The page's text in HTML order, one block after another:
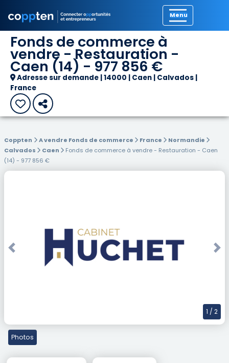
Fonds de commerce à
vendre - Restauration -
Caen (14) - 977 856 €
Adresse sur demande | 14000 | Caen | Calvados |
France
Coppten A vendre Fonds de commerce France
Normandie
Calvados
Caen
Fonds de commerce à vendre - Restauration - Caen
(14) - 977 856 €
Previous
1 / 2
Photos